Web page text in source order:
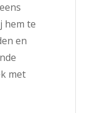
hem te
en
met